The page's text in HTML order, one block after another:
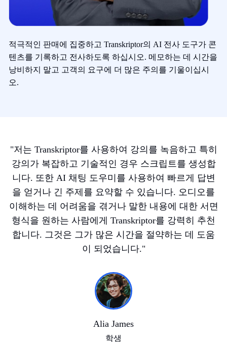
적극적인 판매에 집중하고 Transkriptor의 AI 전사 도구가 콘
텐츠를 기록하고 전사하도록 하십시오. 메모하는 데 시간을
낭비하지 말고 고객의 요구에 더 많은 주의를 기울이십시
오.
"저는 Transkriptor를 사용하여 강의를 녹음하고 특히
강의가 복잡하고 기술적인 경우 스크립트를 생성합
니다. 또한 AI 채팅 도우미를 사용하여 빠르게 답변
을 얻거나 긴 주제를 요약할 수 있습니다. 오디오를
이해하는 데 어려움을 겪거나 말한 내용에 대한 서면
형식을 원하는 사람에게 Transkriptor를 강력히 추천
합니다. 그것은 그가 많은 시간을 절약하는 데 도움
이 되었습니다."
Alia James
학생